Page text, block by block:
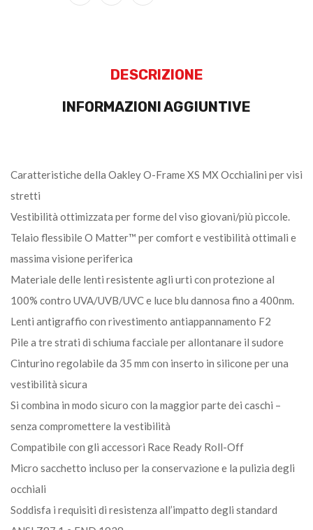
DESCRIZIONE
INFORMAZIONI AGGIUNTIVE
Caratteristiche della Oakley O-Frame XS MX Occhialini per visi
stretti
Vestibilità ottimizzata per forme del viso giovani/più piccole.
Telaio flessibile O Matter™ per comfort e vestibilità ottimali e
massima visione periferica
Materiale delle lenti resistente agli urti con protezione al
100% contro UVA/UVB/UVC e luce blu dannosa fino a 400nm.
Lenti antigraffio con rivestimento antiappannamento F2
Pile a tre strati di schiuma facciale per allontanare il sudore
Cinturino regolabile da 35 mm con inserto in silicone per una
vestibilità sicura
Si combina in modo sicuro con la maggior parte dei caschi –
senza compromettere la vestibilità
Compatibile con gli accessori Race Ready Roll-Off
Micro sacchetto incluso per la conservazione e la pulizia degli
occhiali
Soddisfa i requisiti di resistenza all’impatto degli standard